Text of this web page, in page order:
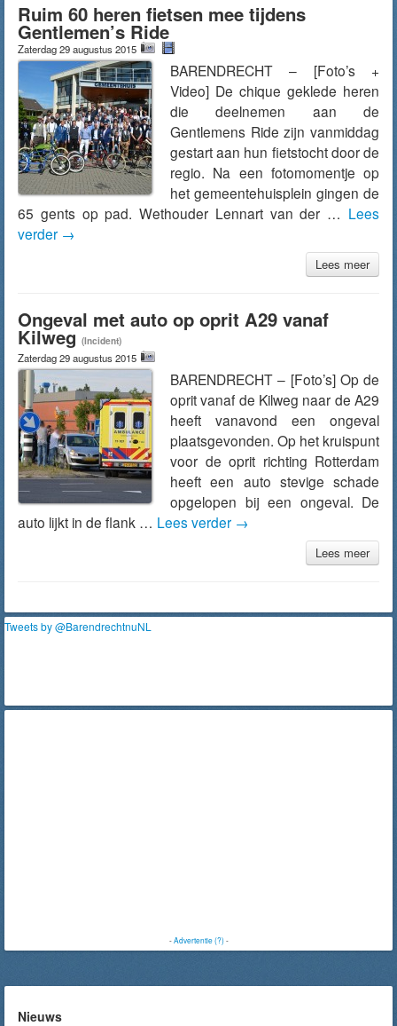
Ruim 60 heren fietsen mee tijdens
Gentlemen’s Ride
Zaterdag 29 augustus 2015
BARENDRECHT – [Foto’s +
Video] De chique geklede heren
die deelnemen aan de
Gentlemens Ride zijn vanmiddag
gestart aan hun fietstocht door de
regio. Na een fotomomentje op
het gemeentehuisplein gingen de
65 gents op pad. Wethouder Lennart van der … Lees
verder →
Lees meer
Ongeval met auto op oprit A29 vanaf
Kilweg (Incident)
Zaterdag 29 augustus 2015
BARENDRECHT – [Foto’s] Op de
oprit vanaf de Kilweg naar de A29
heeft vanavond een ongeval
plaatsgevonden. Op het kruispunt
voor de oprit richting Rotterdam
heeft een auto stevige schade
opgelopen bij een ongeval. De
auto lijkt in de flank … Lees verder →
Lees meer
Tweets by @BarendrechtnuNL
-Advertentie (?)-
Nieuws